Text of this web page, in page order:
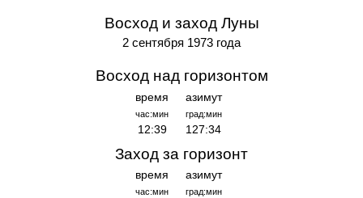
Восход и заход Луны
2 сентября 1973 года
Восход над горизонтом
время
час:мин
12:39
азимут
град:мин
127:34
Заход за горизонт
время
час:мин
азимут
град:мин